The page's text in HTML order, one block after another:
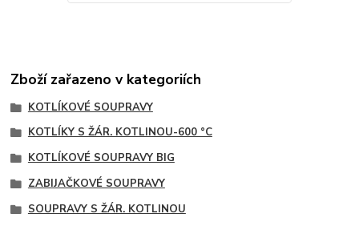
Zboží zařazeno v kategoriích
KOTLÍKOVÉ SOUPRAVY
KOTLÍKY S ŽÁR. KOTLINOU-600 °C
KOTLÍKOVÉ SOUPRAVY BIG
ZABIJAČKOVÉ SOUPRAVY
SOUPRAVY S ŽÁR. KOTLINOU